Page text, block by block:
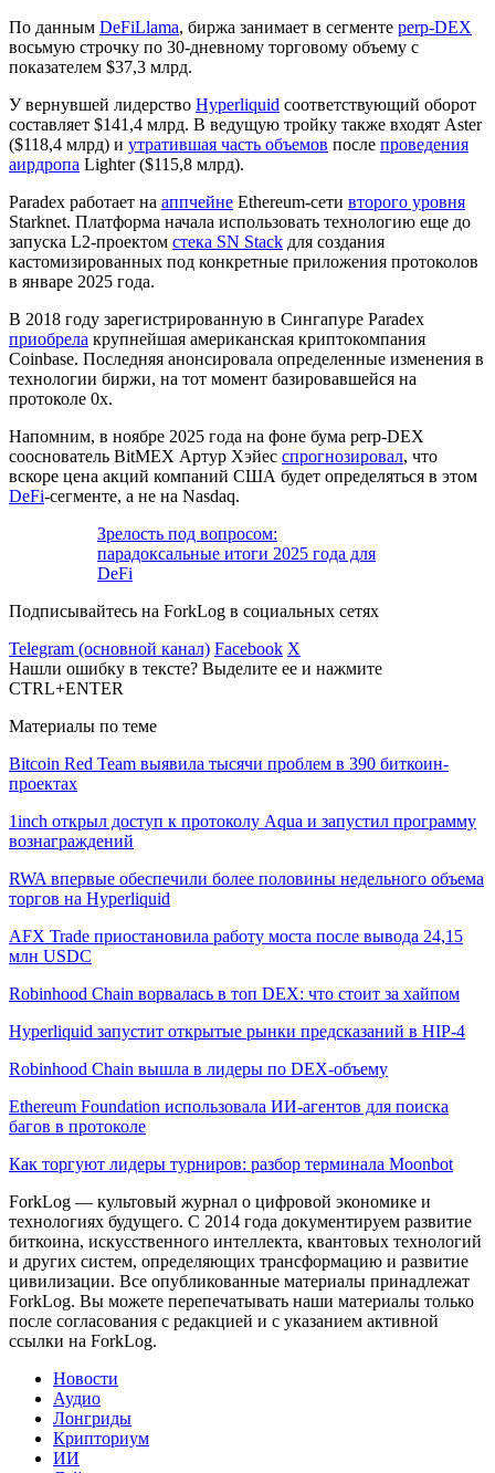
По данным DeFiLlama, биржа занимает в сегменте perp-DEX
восьмую строчку по 30-дневному торговому объему с
показателем $37,3 млрд.
У вернувшей лидерство Hyperliquid соответствующий оборот
составляет $141,4 млрд. В ведущую тройку также входят Aster
($118,4 млрд) и утратившая часть объемов после проведения
аирдропа Lighter ($115,8 млрд).
Paradex работает на аппчейне Ethereum-сети второго уровня
Starknet. Платформа начала использовать технологию еще до
запуска L2-проектом стека SN Stack для создания
кастомизированных под конкретные приложения протоколов
в январе 2025 года.
В 2018 году зарегистрированную в Сингапуре Paradex
приобрела крупнейшая американская криптокомпания
Coinbase. Последняя анонсировала определенные изменения в
технологии биржи, на тот момент базировавшейся на
протоколе 0x.
Напомним, в ноябре 2025 года на фоне бума perp-DEX
сооснователь BitMEX Артур Хэйес спрогнозировал, что
вскоре цена акций компаний США будет определяться в этом
DeFi-сегменте, а не на Nasdaq.
Зрелость под вопросом:
парадоксальные итоги 2025 года для
DeFi
Подписывайтесь на ForkLog в социальных сетях
Telegram (основной канал) Facebook X
Нашли ошибку в тексте? Выделите ее и нажмите
CTRL+ENTER
Материалы по теме
Bitcoin Red Team выявила тысячи проблем в 390 биткоин-
проектах
1inch открыл доступ к протоколу Aqua и запустил программу
вознаграждений
RWA впервые обеспечили более половины недельного объема
торгов на Hyperliquid
AFX Trade приостановила работу моста после вывода 24,15
млн USDC
Robinhood Chain ворвалась в топ DEX: что стоит за хайпом
Hyperliquid запустит открытые рынки предсказаний в HIP-4
Robinhood Chain вышла в лидеры по DEX-объему
Ethereum Foundation использовала ИИ-агентов для поиска
багов в протоколе
Как торгуют лидеры турниров: разбор терминала Moonbot
ForkLog — культовый журнал о цифровой экономике и
технологиях будущего. С 2014 года документируем развитие
биткоина, искусственного интеллекта, квантовых технологий
и других систем, определяющих трансформацию и развитие
цивилизации. Все опубликованные материалы принадлежат
ForkLog. Вы можете перепечатывать наши материалы только
после согласования с редакцией и с указанием активной
ссылки на ForkLog.
Новости
Аудио
Лонгриды
Крипториум
ИИ